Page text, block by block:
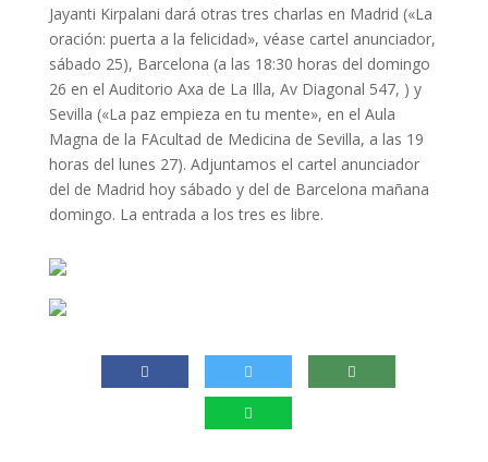
Jayanti Kirpalani dará otras tres charlas en Madrid («La
oración: puerta a la felicidad», véase cartel anunciador,
sábado 25), Barcelona (a las 18:30 horas del domingo
26 en el Auditorio Axa de La Illa, Av Diagonal 547, ) y
Sevilla («La paz empieza en tu mente», en el Aula
Magna de la FAcultad de Medicina de Sevilla, a las 19
horas del lunes 27). Adjuntamos el cartel anunciador
del de Madrid hoy sábado y del de Barcelona mañana
domingo. La entrada a los tres es libre.